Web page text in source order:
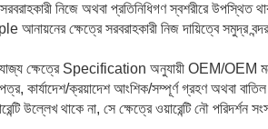
নিজে অথবা প্রতিনিধিগণ স্বশরীরে উপস্থিত
ক্ষেত্রে সরবরাহকারী নিজ দায়িত্বে সমুদ্র
ক্ষেত্রে Specification অনুযায়ী OEM/OEM
ক্রয়াদেশ আংশিক/সম্পূর্ণ গ্রহণ অথবা বাতিল
উল্লেখ থাকে না, সে ক্ষেত্রে ওয়ারেন্টি নৌ পরিদর্শন